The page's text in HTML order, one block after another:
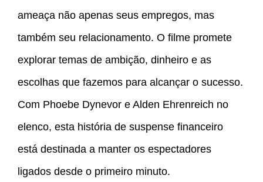
ameaça não apenas seus empregos, mas
também seu relacionamento. O filme promete
explorar temas de ambição, dinheiro e as
escolhas que fazemos para alcançar o sucesso.
Com Phoebe Dynevor e Alden Ehrenreich no
elenco, esta história de suspense financeiro
está destinada a manter os espectadores
ligados desde o primeiro minuto.